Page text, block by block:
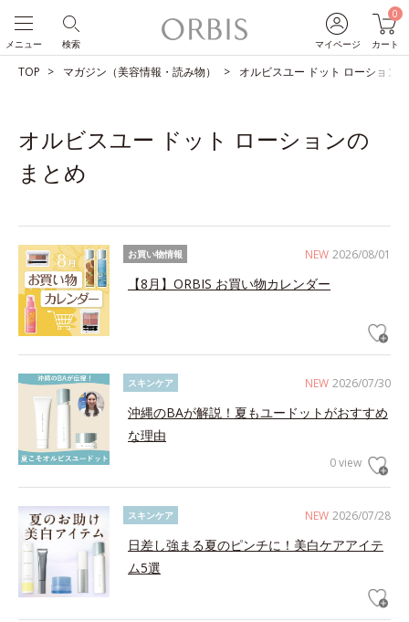
マイページ
0
カート
検索
メニュー
TOP マガジン（美容情報・読み物） オルビスユー ドット ローション
オルビスユー ドット ローションの
まとめ
NEW 2026/08/01
お買い物情報
【8月】ORBIS お買い物カレンダー
NEW 2026/07/30
スキンケア
沖縄のBAが解説！夏もユードットがおすすめ
な理由
0 view
NEW 2026/07/28
スキンケア
日差し強まる夏のピンチに！美白ケアアイテ
ム5選